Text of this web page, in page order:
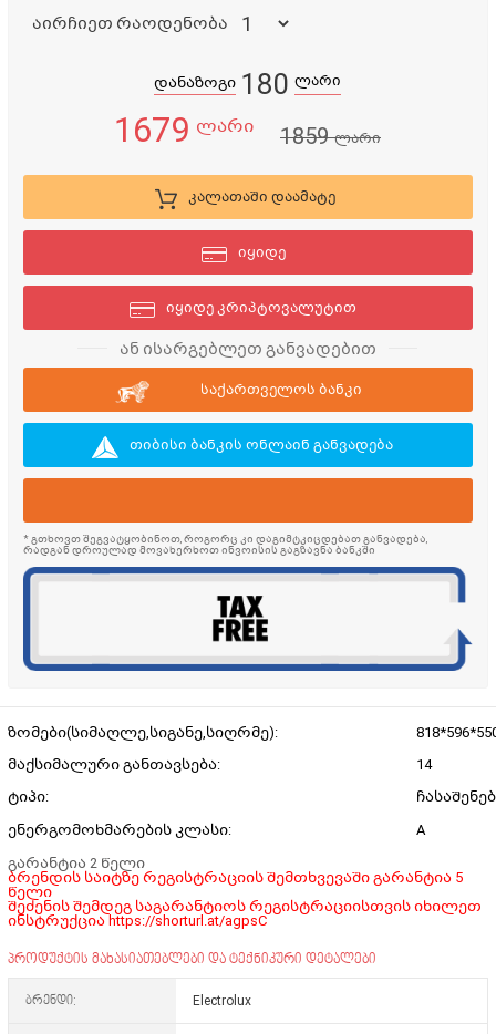
აირჩიეთ რაოდენობა
დანაზოგი 180 ლარი
1679 ლარი 1859ლარი
კალათაში დაამატე
იყიდე
იყიდე კრიპტოვალუტით
ან ისარგებლეთ განვადებით
საქართველოს ბანკი
თიბისი ბანკის ონლაინ განვადება
* გთხოვთ შეგვატყობინოთ, როგორც კი დაგიმტკიცდებათ განვადება,
რადგან დროულად მოვახერხოთ ინვოისის გაგზავნა ბანკში
ზომები(სიმაღლე,სიგანე,სიღრმე):
მაქსიმალური განთავსება:
14
ტიპი:
ენერგომოხმარების კლასი:
A
გარანტია 2 წელი
ბრენდის საიტზე რეგისტრაციის შემთხვევაში გარანტია 5
წელი
შეძენის შემდეგ საგარანტიოს რეგისტრაციისთვის იხილეთ
ინსტრუქციაhttps://shorturl.at/agpsC
პროდუქტის მახასიათებლები და ტექნიკური დეტალები
ბრენდი: Electrolux